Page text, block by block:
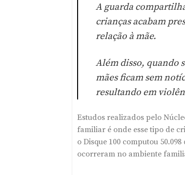
A guarda
crianças acabam
relação à mãe.
Além disso, quando
mães ficam sem
resultando em
Estudos realizados pelo
familiar é onde esse tipo de
o Disque 100 computou
ocorreram no ambiente